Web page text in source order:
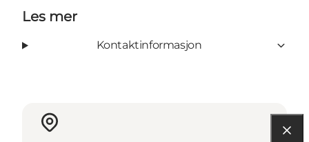
Les mer
Kontaktinformasjon